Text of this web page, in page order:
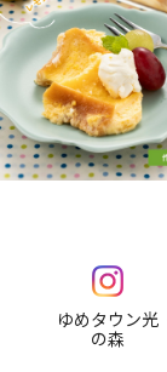
ゆめタウン光
の森